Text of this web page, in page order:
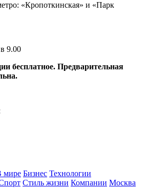
«Кропоткинская» и «Парк
9.00
бесплатное. Предварительная
мире Бизнес Технологии
Стиль жизни Компании Москва